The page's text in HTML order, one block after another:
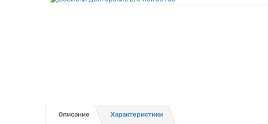
Описание Характеристики